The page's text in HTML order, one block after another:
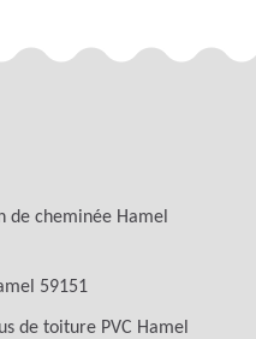
de cheminée Hamel
59151
de toiture PVC Hamel